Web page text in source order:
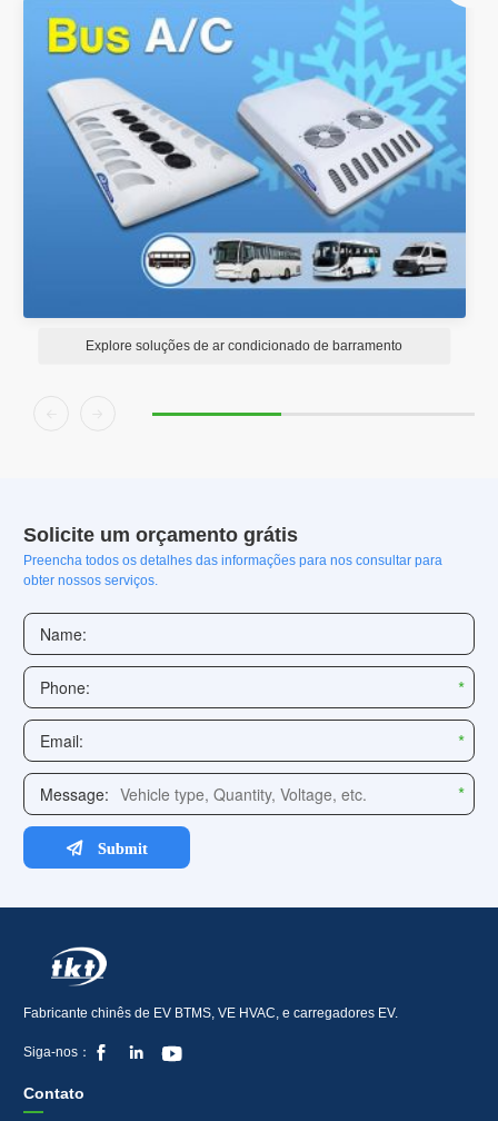
Explore soluções de ar condicionado de barramento
Solicite um orçamento grátis
Preencha todos os detalhes das informações para nos consultar para
obter nossos serviços.
Fabricante chinês de EV BTMS, VE HVAC, e carregadores EV.
Siga-nos：   
Contato